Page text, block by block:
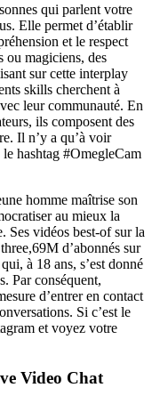
qui parlent votre
Elle permet d’établir
et le respect
ou magiciens, des
sur cette interplay
skills cherchent à
leur communauté. En
ils composent des
Il n’y a qu’à voir
hashtag #OmegleCam
homme maîtrise son
au mieux la
Ses vidéos best-of sur la
d’abonnés sur
à 18 ans, s’est donné
Par conséquent,
d’entrer en contact
Si c’est le
et voyez votre
Video Chat